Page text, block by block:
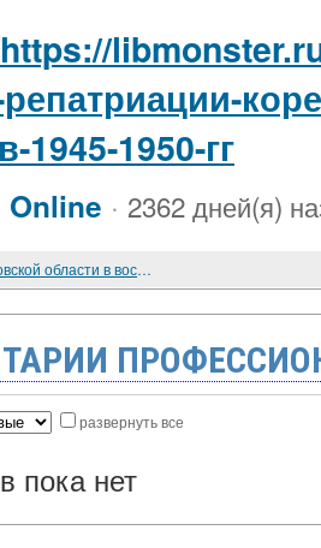
https://
1945-1950-гг
· 2362 дней(я)
Коллективизация в Московской области в восприятии крестьянства
развернуть все
пока нет